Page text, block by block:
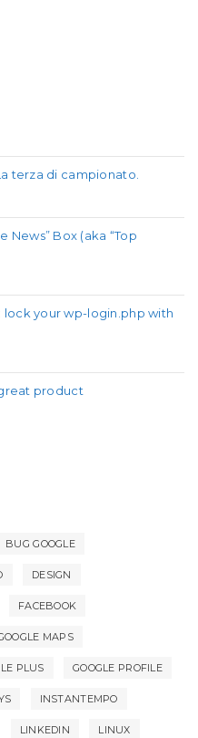
terza di campionato.
News” Box (aka “Top
lock your wp-login.php with
product
BUG GOOGLE
DESIGN
FACEBOOK
MAPS
PLUS GOOGLE PROFILE
INSTANTEMPO
LINKEDIN LINUX